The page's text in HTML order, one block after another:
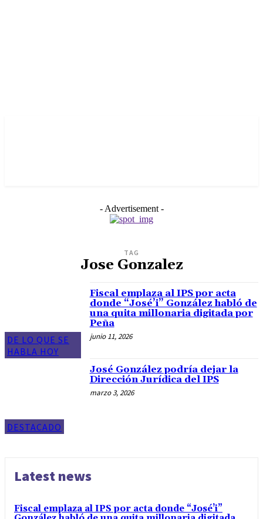
- Advertisement -
TAG
Jose Gonzalez
DE LO QUE SE
HABLA HOY
Fiscal emplaza al IPS por acta
donde “José’i” González habló de
una quita millonaria digitada por
Peña
junio 11, 2026
DESTACADO
José González podría dejar la
Dirección Jurídica del IPS
marzo 3, 2026
Latest news
Fiscal emplaza al IPS por acta donde “José’i”